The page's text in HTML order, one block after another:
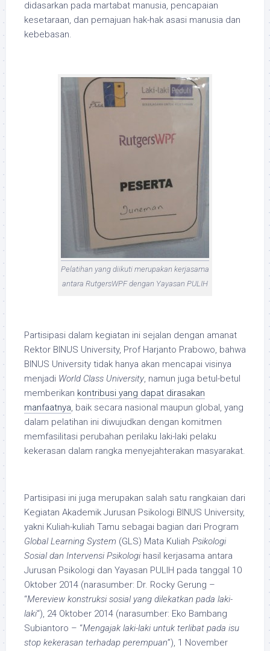
didasarkan pada martabat manusia, pencapaian
kesetaraan, dan pemajuan hak-hak asasi manusia dan
kebebasan.
Pelatihan yang diikuti merupakan kerjasama
antara RutgersWPF dengan Yayasan PULIH
Partisipasi dalam kegiatan ini sejalan dengan amanat
Rektor BINUS University, Prof Harjanto Prabowo, bahwa
BINUS University tidak hanya akan mencapai visinya
menjadi World Class University, namun juga betul-betul
memberikan kontribusi yang dapat dirasakan
manfaatnya, baik secara nasional maupun global, yang
dalam pelatihan ini diwujudkan dengan komitmen
memfasilitasi perubahan perilaku laki-laki pelaku
kekerasan dalam rangka menyejahterakan masyarakat.
Partisipasi ini juga merupakan salah satu rangkaian dari
Kegiatan Akademik Jurusan Psikologi BINUS University,
yakni Kuliah-kuliah Tamu sebagai bagian dari Program
Global Learning System (GLS) Mata Kuliah Psikologi
Sosial dan Intervensi Psikologi hasil kerjasama antara
Jurusan Psikologi dan Yayasan PULIH pada tanggal 10
Oktober 2014 (narasumber: Dr. Rocky Gerung –
“Mereview konstruksi sosial yang dilekatkan pada laki-
laki“), 24 Oktober 2014 (narasumber: Eko Bambang
Subiantoro – “Mengajak laki-laki untuk terlibat pada isu
stop kekerasan terhadap perempuan”), 1 November